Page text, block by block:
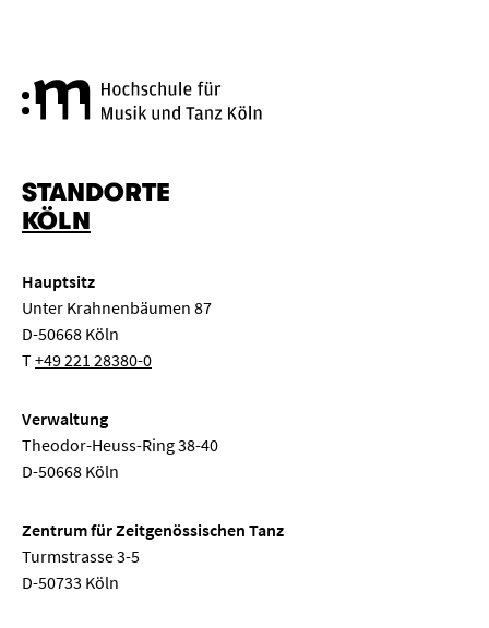
STANDORTE
KÖLN
Hauptsitz
Unter Krahnenbäumen 87
D-50668 Köln
T+49 221 28380-0
Verwaltung
Theodor-Heuss-Ring 38-40
D-50668 Köln
Zentrum für Zeitgenössischen Tanz
Turmstrasse 3-5
D-50733 Köln